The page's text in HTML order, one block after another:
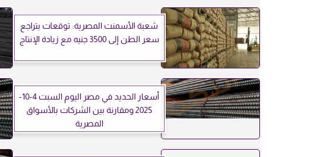
شعبة الأسمنت المصرية: توقعات بتراجع
سعر الطن إلى 3500 جنيه مع زيادة الإنتاج
أسعار الحديد في مصر اليوم السبت 4-10-
2025 ومقارنة بين الشركات بالأسواق
المصرية